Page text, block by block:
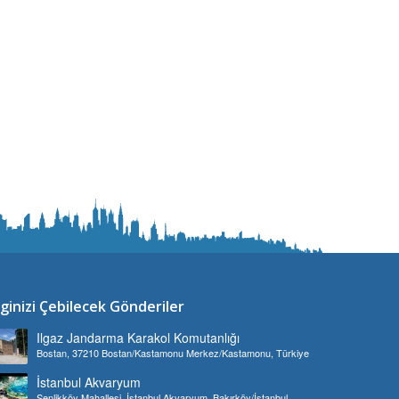
Çebilecek Gönderiler
Ilgaz Jandarma Karakol Komutanlığı
Bostan, 37210 Bostan/Kastamonu Merkez/Kastamonu, Türkiye
İstanbul Akvaryum